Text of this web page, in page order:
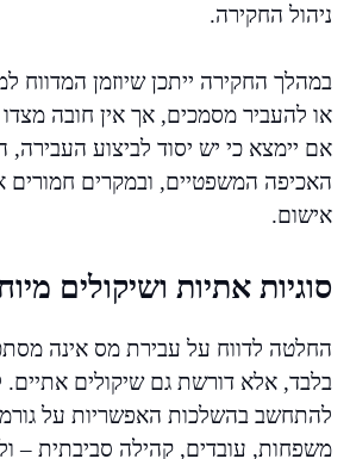
ניהול החקירה.
במהלך החקירה ייתכן שיוזמן המדווח
או להעביר מסמכים, אך אין חובה
אם יימצא כי יש יסוד לביצוע העבירה,
האכיפה המשפטיים, ובמקרים חמורים
אישום.
סוגיות אתיות ושיקולים
החלטה לדווח על עבירת מס אינה
בלבד, אלא דורשת גם שיקולים אתיים.
להתחשב בהשלכות האפשריות על
משפחות, עובדים, קהילה סביבתית –